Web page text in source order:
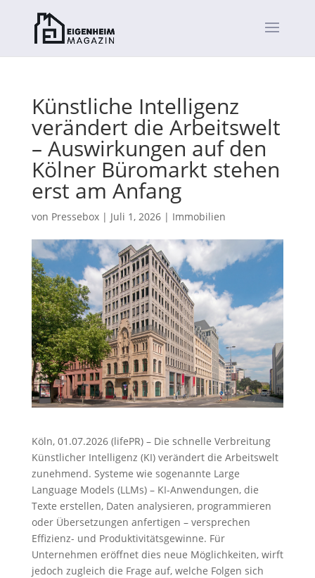
Künstliche Intelligenz
verändert die Arbeitswelt
– Auswirkungen auf den
Kölner Büromarkt stehen
erst am Anfang
von Pressebox| Juli 1, 2026| Immobilien
Köln, 01.07.2026 (lifePR) – Die schnelle Verbreitung
Künstlicher Intelligenz (KI) verändert die Arbeitswelt
zunehmend. Systeme wie sogenannte Large
Language Models (LLMs) – KI-Anwendungen, die
Texte erstellen, Daten analysieren, programmieren
oder Übersetzungen anfertigen – versprechen
Effizienz- und Produktivitätsgewinne. Für
Unternehmen eröffnet dies neue Möglichkeiten, wirft
jedoch zugleich die Frage auf, welche Folgen sich